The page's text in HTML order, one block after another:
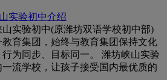
实验初中介绍
山实验初中(原潍坊双语学校初中部)
育集团，始终与教育集团保持文化
为同步、目标同一。 潍坊峡山实验
流学校，让孩子接受国内最优质的